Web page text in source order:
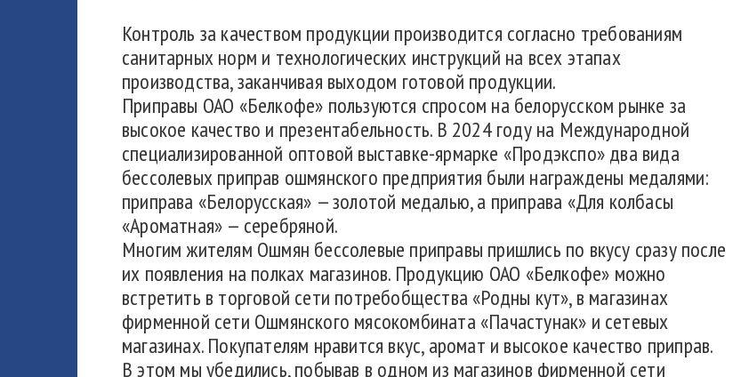
Контроль за качеством продукции производится согласно требованиям
санитарных норм и технологических инструкций на всех этапах
производства, заканчивая выходом готовой продукции.
Приправы ОАО «Белкофе» пользуются спросом на белорусском рынке за
высокое качество и презентабельность. В 2024 году на Международной
специализированной оптовой выставке-ярмарке «Продэкспо» два вида
бессолевых приправ ошмянского предприятия были награждены медалями:
приправа «Белорусская» — золотой медалью, а приправа «Для колбасы
«Ароматная» — серебряной.
Многим жителям Ошмян бессолевые приправы пришлись по вкусу сразу после
их появления на полках магазинов. Продукцию ОАО «Белкофе» можно
встретить в торговой сети потребобщества «Родны кут», в магазинах
фирменной сети Ошмянского мясокомбината «Пачастунак» и сетевых
магазинах. Покупателям нравится вкус, аромат и высокое качество приправ.
В этом мы убедились, побывав в одном из магазинов фирменной сети